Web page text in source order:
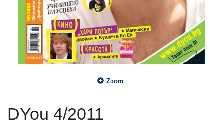
Zoom
DYou 4/2011